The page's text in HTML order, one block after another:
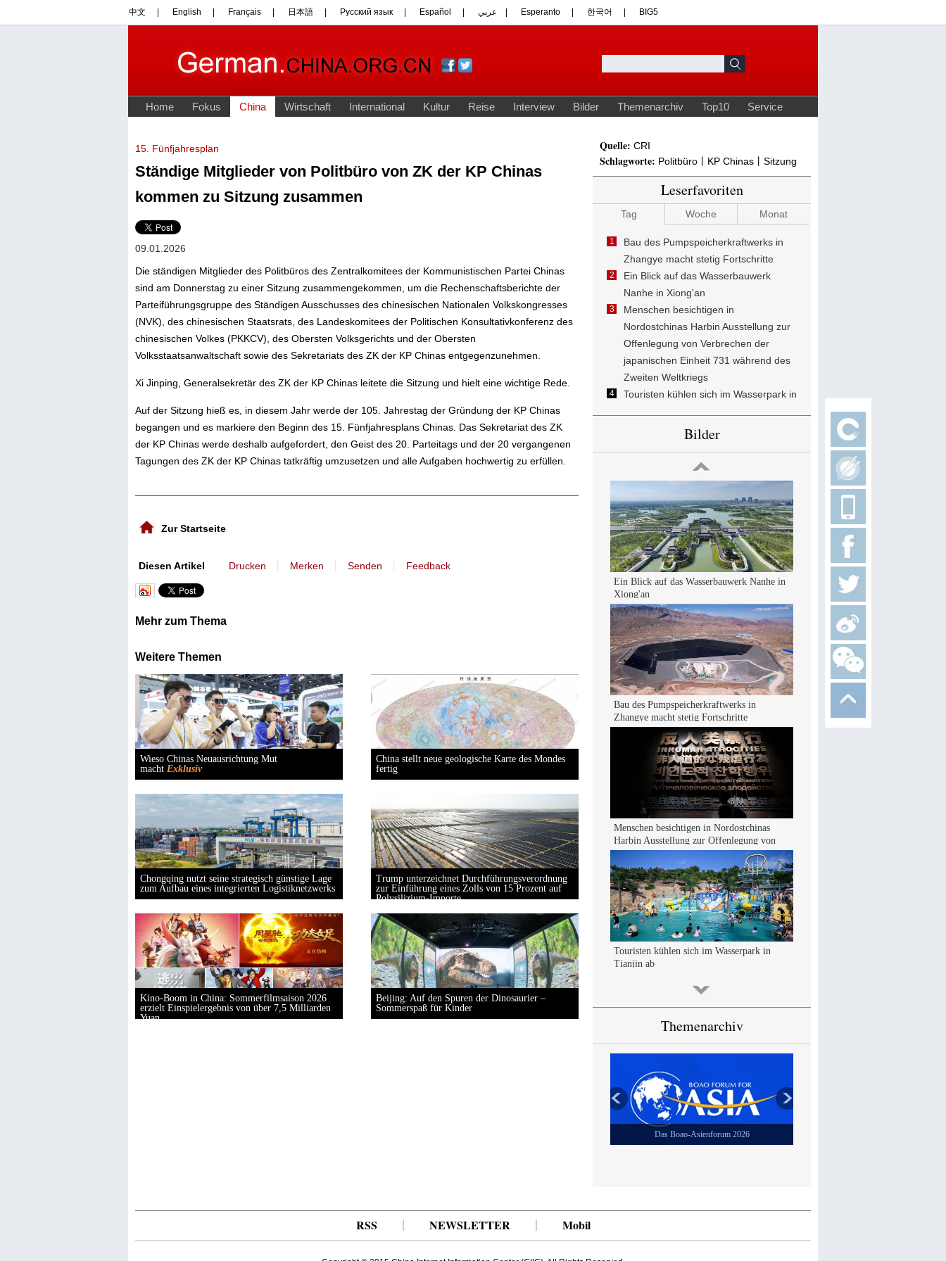
15. Fünfjahresplan
Ständige Mitglieder von Politbüro von ZK der KP Chinas
kommen zu Sitzung zusammen
09.01.2026
Die ständigen Mitglieder des Politbüros des Zentralkomitees der Kommunistischen Partei Chinas
sind am Donnerstag zu einer Sitzung zusammengekommen, um die Rechenschaftsberichte der
Parteiführungsgruppe des Ständigen Ausschusses des chinesischen Nationalen Volkskongresses
(NVK), des chinesischen Staatsrats, des Landeskomitees der Politischen Konsultativkonferenz des
chinesischen Volkes (PKKCV), des Obersten Volksgerichts und der Obersten
Volksstaatsanwaltschaft sowie des Sekretariats des ZK der KP Chinas entgegenzunehmen.
Xi Jinping, Generalsekretär des ZK der KP Chinas leitete die Sitzung und hielt eine wichtige Rede.
Auf der Sitzung hieß es, in diesem Jahr werde der 105. Jahrestag der Gründung der KP Chinas
begangen und es markiere den Beginn des 15. Fünfjahresplans Chinas. Das Sekretariat des ZK
der KP Chinas werde deshalb aufgefordert, den Geist des 20. Parteitags und der 20 vergangenen
Tagungen des ZK der KP Chinas tatkräftig umzusetzen und alle Aufgaben hochwertig zu erfüllen.
Zur Startseite
Diesen Artikel Drucken Merken Senden Feedback
Mehr zum Thema
Quelle: CRI
Schlagworte: Politbüro丨KP Chinas丨Sitzung